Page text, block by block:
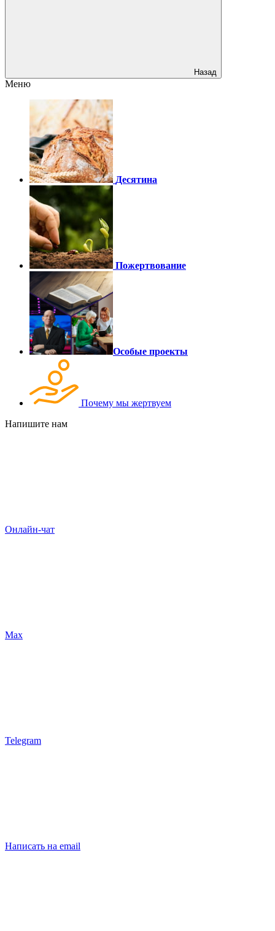
Назад
Меню
Десятина
Пожертвование
Особые проекты
Почему мы жертвуем
Напишите нам
Онлайн-чат
Max
Telegram
Написать на email